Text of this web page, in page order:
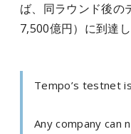
ば、同ラウンド後の
7,500億円）に到達し
Tempo’s testnet
Any company can